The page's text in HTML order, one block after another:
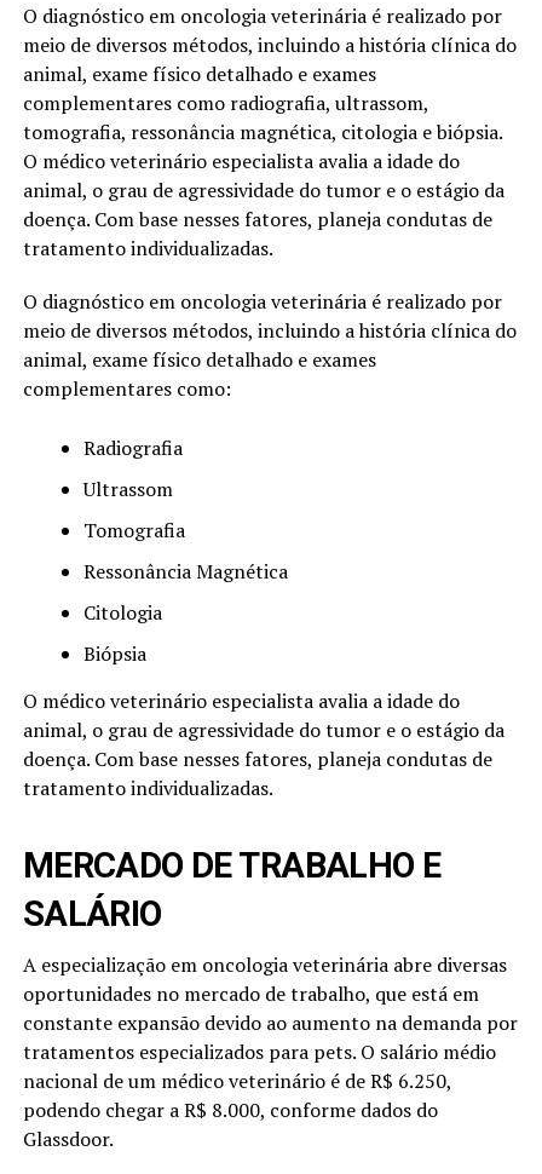
O diagnóstico em oncologia veterinária é realizado por
meio de diversos métodos, incluindo a história clínica do
animal, exame físico detalhado e exames
complementares como radiografia, ultrassom,
tomografia, ressonância magnética, citologia e biópsia.
O médico veterinário especialista avalia a idade do
animal, o grau de agressividade do tumor e o estágio da
doença. Com base nesses fatores, planeja condutas de
tratamento individualizadas.
O diagnóstico em oncologia veterinária é realizado por
meio de diversos métodos, incluindo a história clínica do
animal, exame físico detalhado e exames
complementares como:
Radiografia
Ultrassom
Tomografia
Ressonância Magnética
Citologia
Biópsia
O médico veterinário especialista avalia a idade do
animal, o grau de agressividade do tumor e o estágio da
doença. Com base nesses fatores, planeja condutas de
tratamento individualizadas.
MERCADO DE TRABALHO E
SALÁRIO
A especialização em oncologia veterinária abre diversas
oportunidades no mercado de trabalho, que está em
constante expansão devido ao aumento na demanda por
tratamentos especializados para pets. O salário médio
nacional de um médico veterinário é de R$ 6.250,
podendo chegar a R$ 8.000, conforme dados do
Glassdoor.